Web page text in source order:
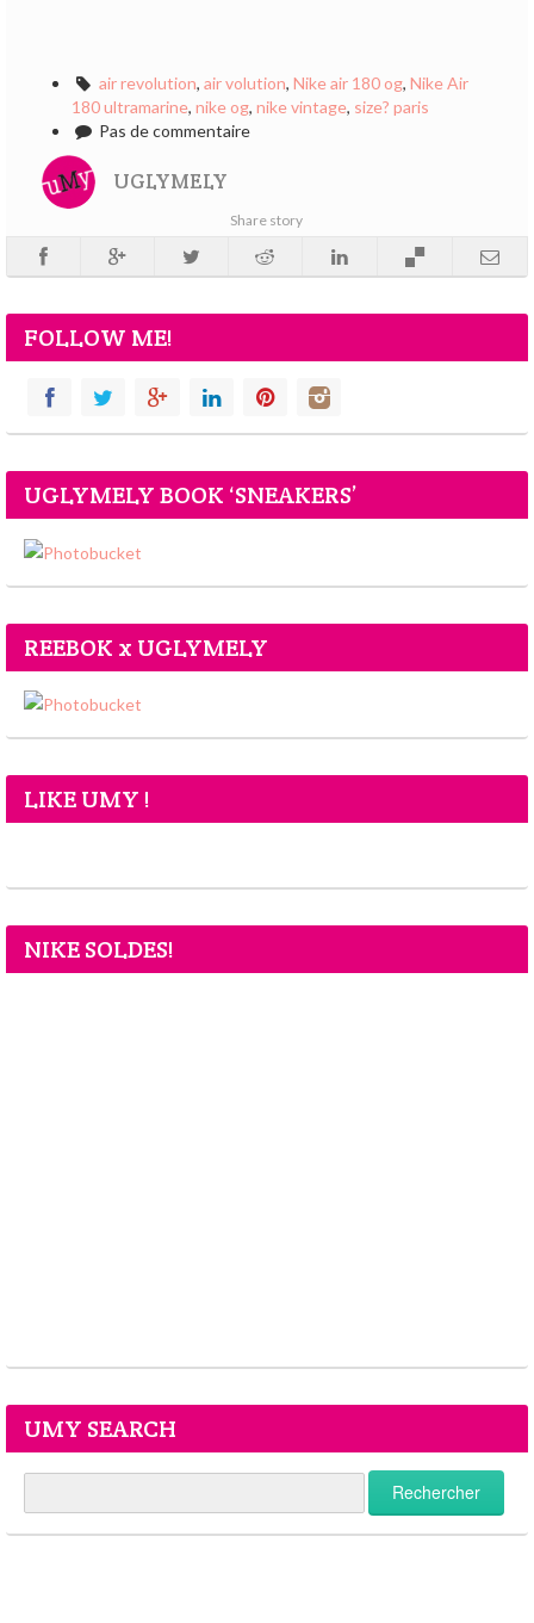
air revolution, air volution, Nike air 180 og, Nike Air
180 ultramarine, nike og, nike vintage, size? paris
Pas de commentaire
UGLYMELY
Share story
FOLLOW ME!
UGLYMELY BOOK ‘SNEAKERS’
REEBOK x UGLYMELY
LIKE UMY !
NIKE SOLDES!
UMY SEARCH